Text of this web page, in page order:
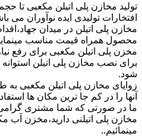
افتخارات تولیدی ایده نوآوران می
مخازن پلی اتیلن در میدان
محصول همراه قیمت مناسب
مخزن پلی اتیلن مکعبی برای رفع
برای نصب مخازن پلی اتیلن
شود.
زوایای مخازن پلی اتیلن مکعبی به
آنها را در کم جا ترین مکان ها
ما در صورتی که شما مشتری
مخازن پلی اتیلنی دارید،مخزن آب
مینمائیم..